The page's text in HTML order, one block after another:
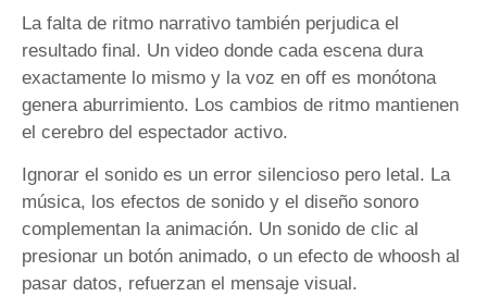
La falta de ritmo narrativo también perjudica el
resultado final. Un video donde cada escena dura
exactamente lo mismo y la voz en off es monótona
genera aburrimiento. Los cambios de ritmo mantienen
el cerebro del espectador activo.
Ignorar el sonido es un error silencioso pero letal. La
música, los efectos de sonido y el diseño sonoro
complementan la animación. Un sonido de clic al
presionar un botón animado, o un efecto de whoosh al
pasar datos, refuerzan el mensaje visual.